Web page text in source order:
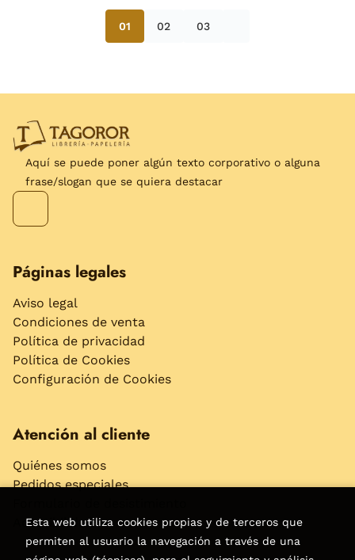
01 02 03
Aquí se puede poner algún texto corporativo o alguna
frase/slogan que se quiera destacar
Páginas legales
Aviso legal
Condiciones de venta
Política de privacidad
Política de Cookies
Configuración de Cookies
Atención al cliente
Quiénes somos
Pedidos especiales
Accesibilidad
Esta web utiliza cookies propias y de terceros que
permiten al usuario la navegación a través de una